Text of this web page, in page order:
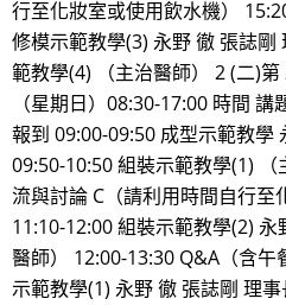
行至化妝室或使用飲水機）
修模示範教學(3) 永野 徹 張誌
範教學(4) （主治醫師） 2 (二)
（星期日）08:30-17:00 時間
報到 09:00-09:50 成型示範教學
09:50-10:50 組裝示範教學(1)
流與討論 C（請利用時間自行至
11:10-12:00 組裝示範教學(2)
醫師） 12:00-13:30 Q&A（含
示範教學(1) 永野 徹 張誌剛 理